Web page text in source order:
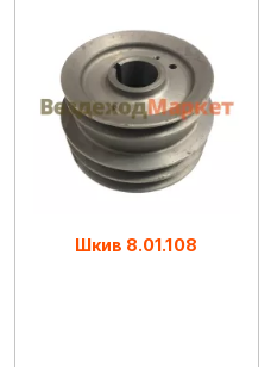
Шкив 8.01.108